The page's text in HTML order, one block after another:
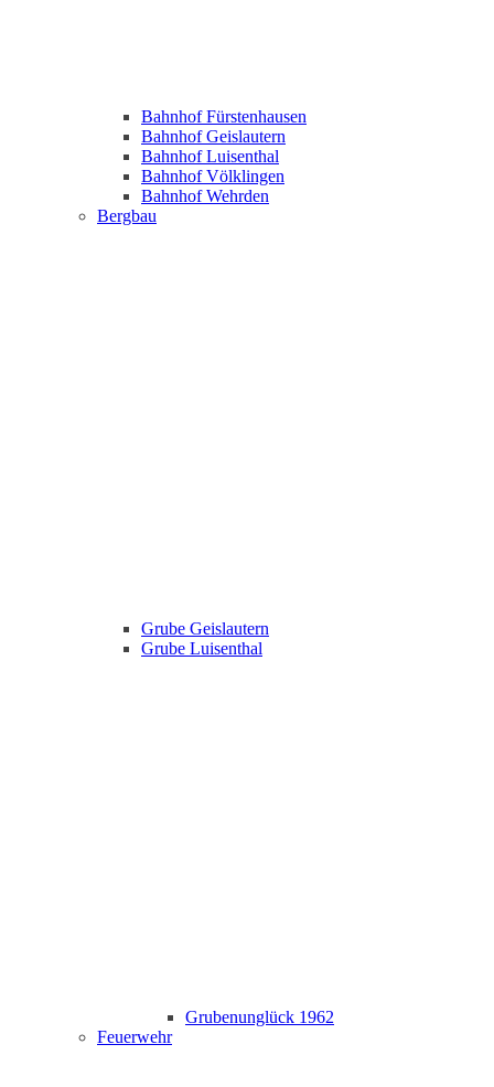
Bahnhof Fürstenhausen
Bahnhof Geislautern
Bahnhof Luisenthal
Bahnhof Völklingen
Bahnhof Wehrden
Bergbau
Grube Geislautern
Grube Luisenthal
Grubenunglück 1962
Feuerwehr